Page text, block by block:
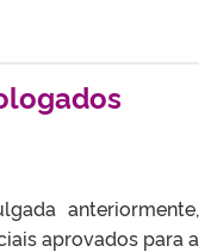
anteriormente,
aprovados para a